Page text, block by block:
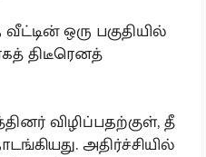
ஒரு பகுதியில்
திடீரெனத்
விழிப்பதற்குள், தீ
அதிர்ச்சியில்